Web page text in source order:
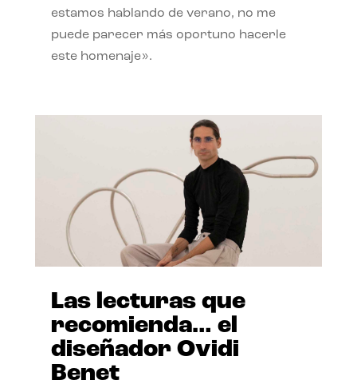
estamos hablando de verano, no me
puede parecer más oportuno hacerle
este homenaje».
Las lecturas que
recomienda… el
diseñador Ovidi
Benet